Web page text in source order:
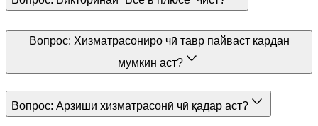
Вопрос: Хизматрасониро чӣ тавр пайваст кардан
мумкин аст?
Вопрос: Арзиши хизматрасонӣ чӣ қадар аст?